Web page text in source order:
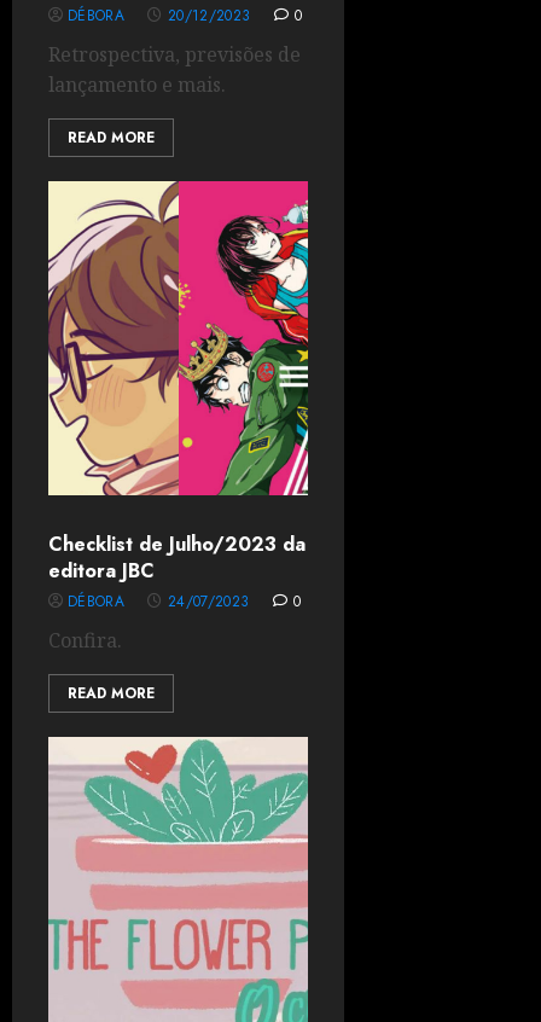
DÉBORA 20/12/2023 0
Retrospectiva, previsões de
lançamento e mais.
READ MORE
Checklist de Julho/2023 da
editora JBC
DÉBORA 24/07/2023 0
Confira.
READ MORE